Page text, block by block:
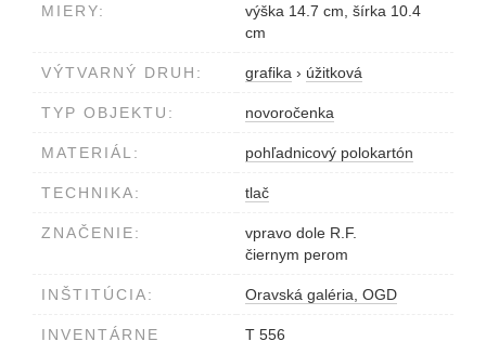
MIERY:
výška 14.7 cm, šírka 10.4
cm
VÝTVARNÝ DRUH: grafika › úžitková
TYP OBJEKTU: novoročenka
MATERIÁL: pohľadnicový polokartón
TECHNIKA: tlač
ZNAČENIE:
vpravo dole R.F.
čiernym perom
INŠTITÚCIA: Oravská galéria, OGD
INVENTÁRNE
T 556